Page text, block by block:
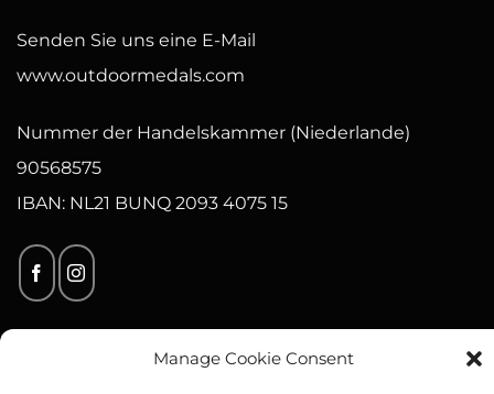
Manage Cookie Consent
Senden Sie uns eine E-Mail
www.outdoormedals.com
Nummer der Handelskammer (Niederlande)
90568575
IBAN: NL21 BUNQ 2093 4075 15